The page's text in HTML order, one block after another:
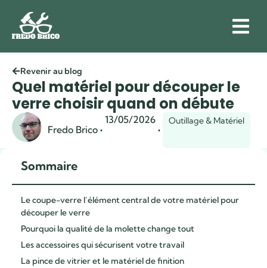
Revenir au blog
Quel matériel pour découper le
verre choisir quand on débute
Fredo Brico ·
13/05/2026
·
Outillage & Matériel
Sommaire
Le coupe-verre l’élément central de votre matériel pour
découper le verre
Pourquoi la qualité de la molette change tout
Les accessoires qui sécurisent votre travail
La pince de vitrier et le matériel de finition